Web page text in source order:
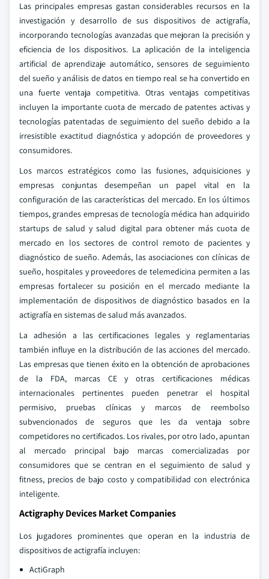
Las principales empresas gastan considerables recursos en la
investigación y desarrollo de sus dispositivos de actigrafía,
incorporando tecnologías avanzadas que mejoran la precisión y
eficiencia de los dispositivos. La aplicación de la inteligencia
artificial de aprendizaje automático, sensores de seguimiento
del sueño y análisis de datos en tiempo real se ha convertido en
una fuerte ventaja competitiva. Otras ventajas competitivas
incluyen la importante cuota de mercado de patentes activas y
tecnologías patentadas de seguimiento del sueño debido a la
irresistible exactitud diagnóstica y adopción de proveedores y
consumidores.
Los marcos estratégicos como las fusiones, adquisiciones y
empresas conjuntas desempeñan un papel vital en la
configuración de las características del mercado. En los últimos
tiempos, grandes empresas de tecnología médica han adquirido
startups de salud y salud digital para obtener más cuota de
mercado en los sectores de control remoto de pacientes y
diagnóstico de sueño. Además, las asociaciones con clínicas de
sueño, hospitales y proveedores de telemedicina permiten a las
empresas fortalecer su posición en el mercado mediante la
implementación de dispositivos de diagnóstico basados en la
actigrafía en sistemas de salud más avanzados.
La adhesión a las certificaciones legales y reglamentarias
también influye en la distribución de las acciones del mercado.
Las empresas que tienen éxito en la obtención de aprobaciones
de la FDA, marcas CE y otras certificaciones médicas
internacionales pertinentes pueden penetrar el hospital
permisivo, pruebas clínicas y marcos de reembolso
subvencionados de seguros que les da ventaja sobre
competidores no certificados. Los rivales, por otro lado, apuntan
al mercado principal bajo marcas comercializadas por
consumidores que se centran en el seguimiento de salud y
fitness, precios de bajo costo y compatibilidad con electrónica
inteligente.
Actigraphy Devices Market Companies
Los jugadores prominentes que operan en la industria de
dispositivos de actigrafía incluyen:
ActiGraph